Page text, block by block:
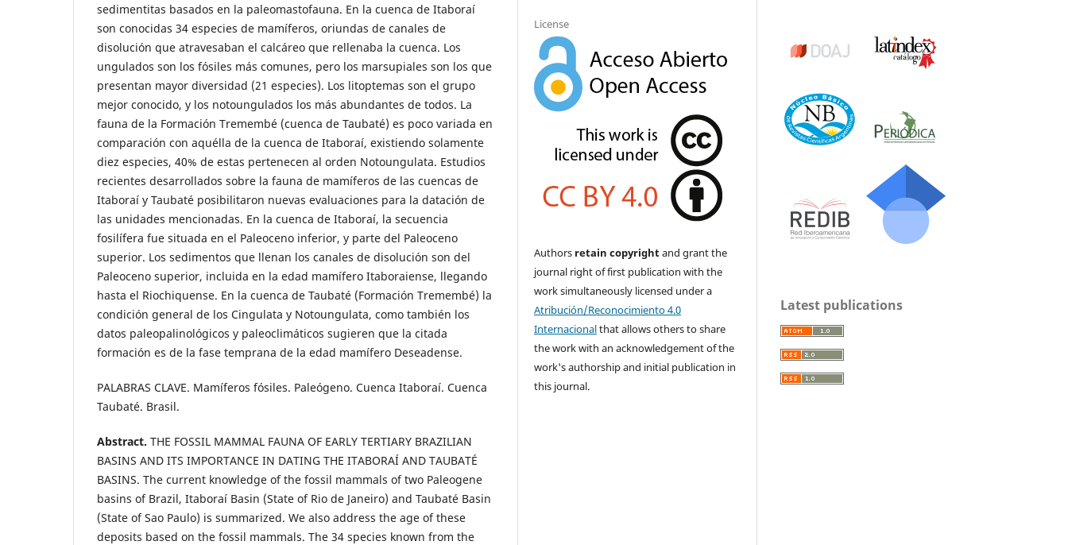
sedimentitas basados en la paleomastofauna. En la cuenca de Itaboraí
son conocidas 34 especies de mamíferos, oriundas de canales de
disolución que atravesaban el calcáreo que rellenaba la cuenca. Los
ungulados son los fósiles más comunes, pero los marsupiales son los que
presentan mayor diversidad (21 especies). Los litoptemas son el grupo
mejor conocido, y los notoungulados los más abundantes de todos. La
fauna de la Formación Tremembé (cuenca de Taubaté) es poco variada en
comparación con aquélla de la cuenca de Itaboraí, existiendo solamente
diez especies, 40% de estas pertenecen al orden Notoungulata. Estudios
recientes desarrollados sobre la fauna de mamíferos de las cuencas de
Itaboraí y Taubaté posibilitaron nuevas evaluaciones para la datación de
las unidades mencionadas. En la cuenca de Itaboraí, la secuencia
fosilífera fue situada en el Paleoceno inferior, y parte del Paleoceno
superior. Los sedimentos que llenan los canales de disolución son del
Paleoceno superior, incluida en la edad mamífero Itaboraiense, llegando
hasta el Riochiquense. En la cuenca de Taubaté (Formación Tremembé) la
condición general de los Cingulata y Notoungulata, como también los
datos paleopalinológicos y paleoclimáticos sugieren que la citada
formación es de la fase temprana de la edad mamífero Deseadense.
PALABRAS CLAVE. Mamíferos fósiles. Paleógeno. Cuenca Itaboraí. Cuenca
Taubaté. Brasil.
Abstract. THE FOSSIL MAMMAL FAUNA OF EARLY TERTIARY BRAZILIAN
BASINS AND ITS IMPORTANCE IN DATING THE ITABORAÍ AND TAUBATÉ
BASINS. The current knowledge of the fossil mammals of two Paleogene
basins of Brazil, Itaboraí Basin (State of Rio de Janeiro) and Taubaté Basin
(State of Sao Paulo) is summarized. We also address the age of these
deposits based on the fossil mammals. The 34 species known from the
License
Authors retain copyrightand grant the
journal right of first publication with the
work simultaneously licensed under a
Atribución/Reconocimiento 4.0
Internacionalthat allows others to share
the work with an acknowledgement of the
work's authorship and initial publication in
this journal.
Latest publications